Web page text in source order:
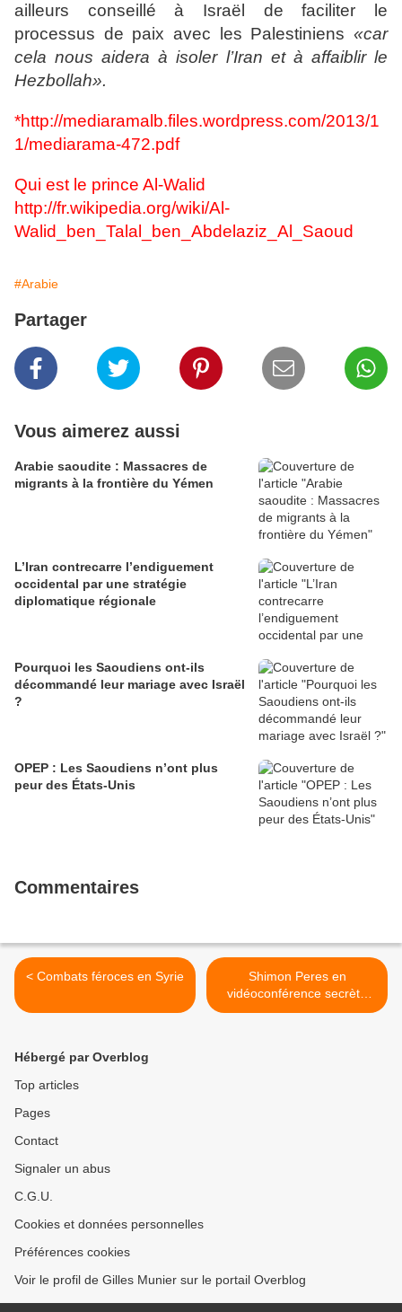
ailleurs conseillé à Israël de faciliter le
processus de paix avec les Palestiniens «car
cela nous aidera à isoler l’Iran et à affaiblir le
Hezbollah».
*http://mediaramalb.files.wordpress.com/2013/1
1/mediarama-472.pdf
Qui est le prince Al-Walid
http://fr.wikipedia.org/wiki/Al-
Walid_ben_Talal_ben_Abdelaziz_Al_Saoud
#Arabie
Partager
Vous aimerez aussi
Arabie saoudite : Massacres de
migrants à la frontière du Yémen
L’Iran contrecarre l’endiguement
occidental par une stratégie
diplomatique régionale
Pourquoi les Saoudiens ont-ils
décommandé leur mariage avec Israël
?
OPEP : Les Saoudiens n’ont plus
peur des États-Unis
Commentaires
< Combats féroces en Syrie
Shimon Peres en
vidéoconférence secrète
anti-iranienne avec les
Hébergé par Overblog
Top articles
Pages
Contact
Signaler un abus
C.G.U.
Cookies et données personnelles
Préférences cookies
Voir le profil de Gilles Munier sur le portail Overblog